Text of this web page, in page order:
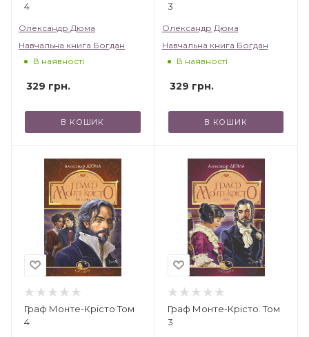
4
Олександр Дюма
Навчальна книга Богдан
В наявності
329 грн.
В КОШИК
3
Олександр Дюма
Навчальна книга Богдан
В наявності
329 грн.
В КОШИК
Граф Монте-Крісто Том
4
Граф Монте-Крісто. Том
3